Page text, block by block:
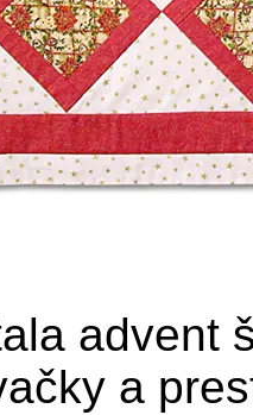
advent
a